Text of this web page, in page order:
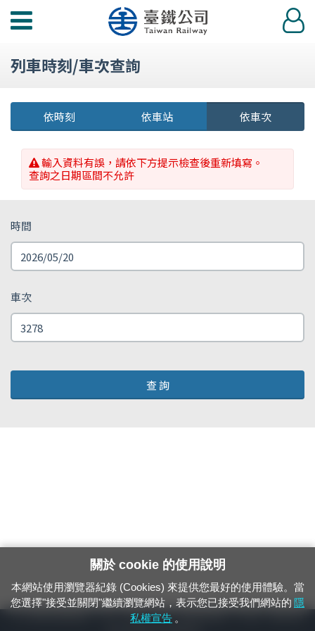
功
選
登
入
列車時刻/車次查詢
依時刻 依車站 依車次
輸入資料有誤，請依下方提示檢查後重新填寫。
查詢之日期區間不允許
時間
車次
查 詢
24小時緊急通報電話：1933（市話、手機，僅限發現軌道、平交道、橋樑及隧
關於 cookie 的使用說明
本網站使用瀏覽器紀錄 (Cookies) 來提供您最好的使用體驗。當
您選擇"接受並關閉"繼續瀏覽網站，表示您已接受我們網站的 隱
私權宣告 。